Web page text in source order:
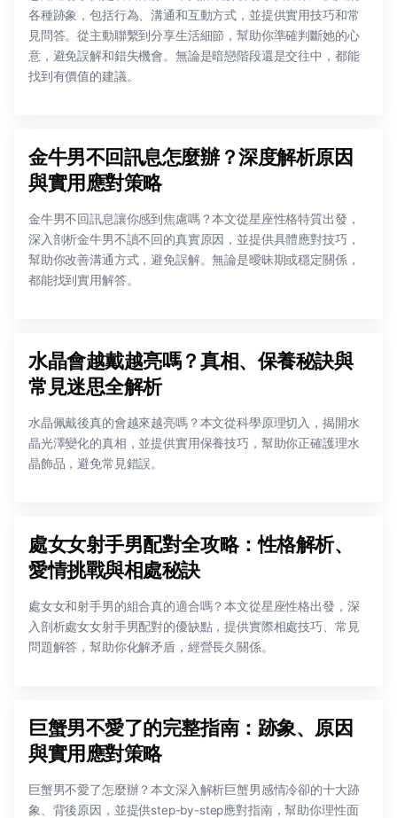
各種跡象，包括行為、溝通和互動方式，並提供實用技巧和常
見問答。從主動聯繫到分享生活細節，幫助你準確判斷她的心
意，避免誤解和錯失機會。無論是暗戀階段還是交往中，都能
找到有價值的建議。
金牛男不回訊息怎麼辦？深度解析原因
與實用應對策略
金牛男不回訊息讓你感到焦慮嗎？本文從星座性格特質出發，
深入剖析金牛男不讀不回的真實原因，並提供具體應對技巧，
幫助你改善溝通方式，避免誤解。無論是曖昧期或穩定關係，
都能找到實用解答。
水晶會越戴越亮嗎？真相、保養秘訣與
常見迷思全解析
水晶佩戴後真的會越來越亮嗎？本文從科學原理切入，揭開水
晶光澤變化的真相，並提供實用保養技巧，幫助你正確護理水
晶飾品，避免常見錯誤。
處女女射手男配對全攻略：性格解析、
愛情挑戰與相處秘訣
處女女和射手男的組合真的適合嗎？本文從星座性格出發，深
入剖析處女女射手男配對的優缺點，提供實際相處技巧、常見
問題解答，幫助你化解矛盾，經營長久關係。
巨蟹男不愛了的完整指南：跡象、原因
與實用應對策略
巨蟹男不愛了怎麼辦？本文深入解析巨蟹男感情冷卻的十大跡
象、背後原因，並提供step-by-step應對指南，幫助你理性面